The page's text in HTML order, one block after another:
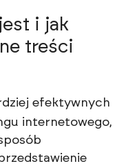
i jak
treści
efektywnych
internetowego,